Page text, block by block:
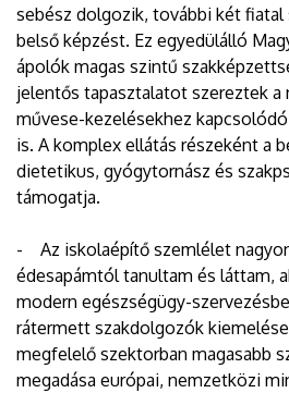
sebész dolgozik, további két fiatal
belső képzést. Ez egyedülálló
ápolók magas szintű
jelentős tapasztalatot szereztek a
művese-kezelésekhez
is. A komplex ellátás részeként a
dietetikus, gyógytornász és
támogatja.
- Az iskolaépítő szemlélet
édesapámtól tanultam és láttam,
modern egészségügy-
rátermett szakdolgozók
megfelelő szektorban magasabb
megadása európai, nemzetközi